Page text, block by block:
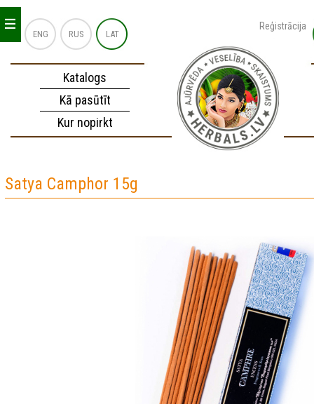
ENG RUS LAT
Reģistrācija
Katalogs
Kā pasūtīt
Kur nopirkt
_
_
_
Satya Camphor 15g